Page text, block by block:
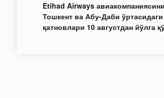
Etihad Airways
Тошкент ва Абу-Даби
қатновлари 10 августдан йўлга